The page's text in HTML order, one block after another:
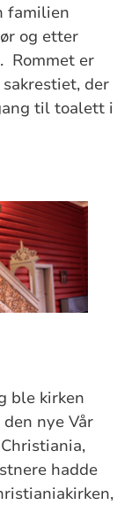
familien
og etter
Rommet er
der
til toalett i
ble kirken
nye Vår
hadde